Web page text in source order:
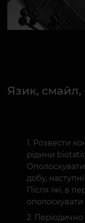
Язик, смайл,
Розвести
рідини
добу,
Після їжі, в
Періодично